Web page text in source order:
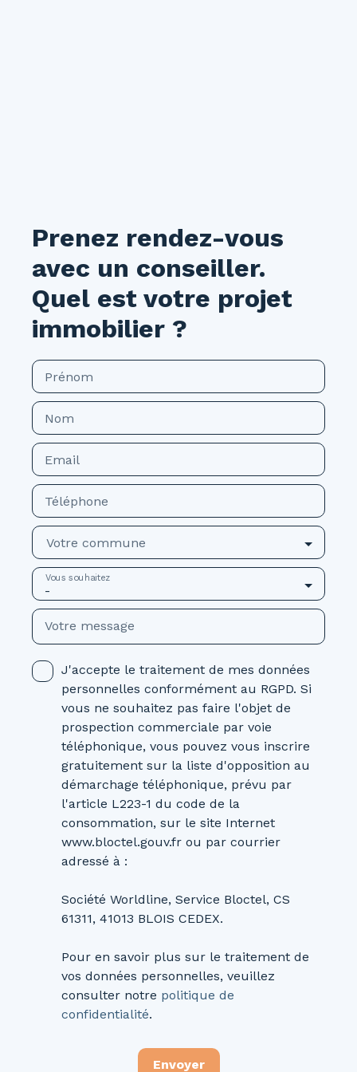
Prenez rendez-vous
avec un conseiller.
Quel est votre projet
immobilier ?
Prénom
Nom
Email
Téléphone
Votre commune
-
Vous souhaitez
Votre message
J'accepte le traitement de mes données
personnelles conformément au RGPD. Si
vous ne souhaitez pas faire l'objet de
prospection commerciale par voie
téléphonique, vous pouvez vous inscrire
gratuitement sur la liste d'opposition au
démarchage téléphonique, prévu par
l'article L223-1 du code de la
consommation, sur le site Internet
www.bloctel.gouv.fr ou par courrier
adressé à :
Société Worldline, Service Bloctel, CS
61311, 41013 BLOIS CEDEX.
Pour en savoir plus sur le traitement de
vos données personnelles, veuillez
consulter notre politique de
confidentialité.
Envoyer